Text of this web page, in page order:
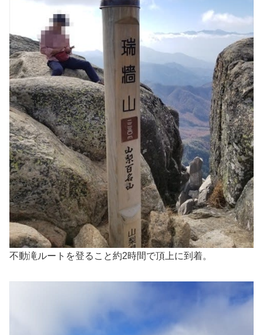
不動滝ルートを登ること約2時間で頂上に到着。